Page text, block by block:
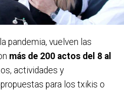
repartirán 1.800 euros en
el autor elegido por el
pandemia, vuelven las
más de 200 actos del 8 al
actividades y
para los txikis o